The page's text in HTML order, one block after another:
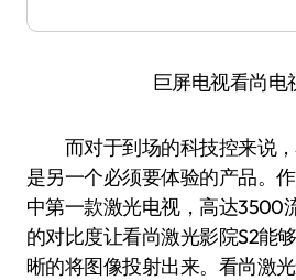
巨屏电视看尚电
而对于到场的科技控来说，
是另一个必须要体验的产品。
中第一款激光电视，高达3500
的对比度让看尚激光影院S2能
晰的将图像投射出来。看尚激